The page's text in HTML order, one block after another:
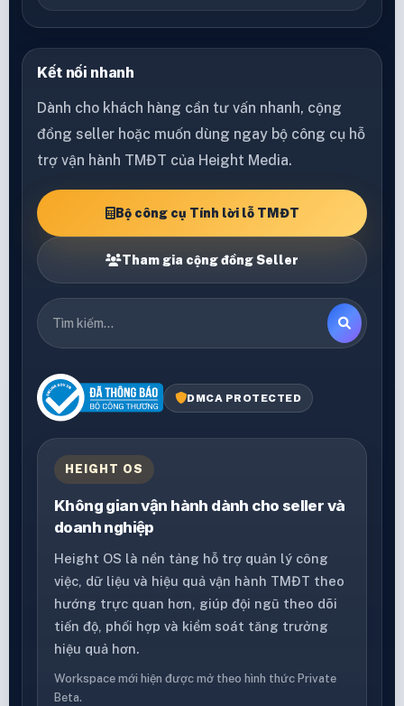
Kết nối nhanh
Dành cho khách hàng cần tư vấn nhanh, cộng
đồng seller hoặc muốn dùng ngay bộ công cụ hỗ
trợ vận hành TMĐT của Height Media.
Bộ công cụ Tính lời lỗ TMĐT
Tham gia cộng đồng Seller
DMCA PROTECTED
HEIGHT OS
Không gian vận hành dành cho seller và
doanh nghiệp
Height OS là nền tảng hỗ trợ quản lý công
việc, dữ liệu và hiệu quả vận hành TMĐT theo
hướng trực quan hơn, giúp đội ngũ theo dõi
tiến độ, phối hợp và kiểm soát tăng trưởng
hiệu quả hơn.
Workspace mới hiện được mở theo hình thức Private
Beta.